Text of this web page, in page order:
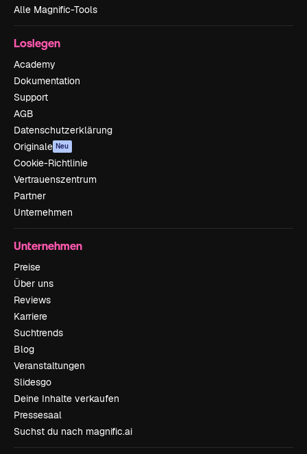
Alle Magnific-Tools
Loslegen
Academy
Dokumentation
Support
AGB
Datenschutzerklärung
Originale Neu
Cookie-Richtlinie
Vertrauenszentrum
Partner
Unternehmen
Unternehmen
Preise
Über uns
Reviews
Karriere
Suchtrends
Blog
Veranstaltungen
Slidesgo
Deine Inhalte verkaufen
Pressesaal
Suchst du nach magnific.ai